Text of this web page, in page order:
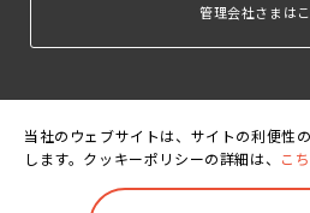
当社のウェブサイトは、サイトの利便性
します。クッキーポリシーの詳細は、
こ
管理会社さまは
運営会 利用規 個人情報保護 ク